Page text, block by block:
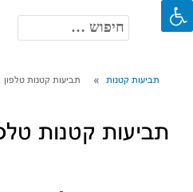
חיפוש:
תביעות קטנות תביעות קטנות טלפון
תביעות קטנות